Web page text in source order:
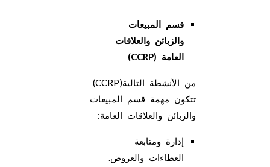
قسم المبيعات
والزبائن والعلاقات
العامة (CCRP)
من الأنشطة التالية(CCRP)
تتكون مهمة قسم المبيعات
والزبائن والعلاقات العامة:
إدارة ومتابعة
العطاءات والعروض.